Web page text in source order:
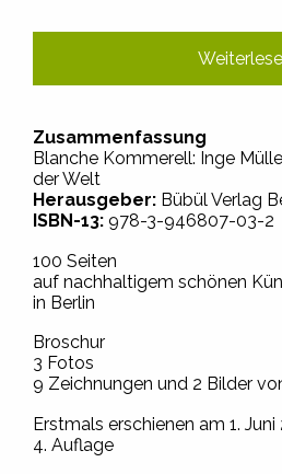
Zusammenfassung
Blanche Kommerell: Inge
der Welt
Herausgeber: Bübül Verlag
ISBN-13: 978-3-946807-03-2
100 Seiten
auf nachhaltigem schönen
in Berlin
Broschur
3 Fotos
9 Zeichnungen und 2 Bilder
Erstmals erschienen am 1. Juni
4. Auflage